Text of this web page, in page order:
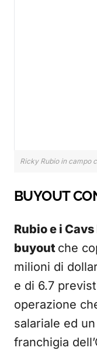
Ricky Rubio in campo
BUYOUT
Rubio e i
buyout che
milioni di
e di 6.7
operazione
salariale ed
franchigia